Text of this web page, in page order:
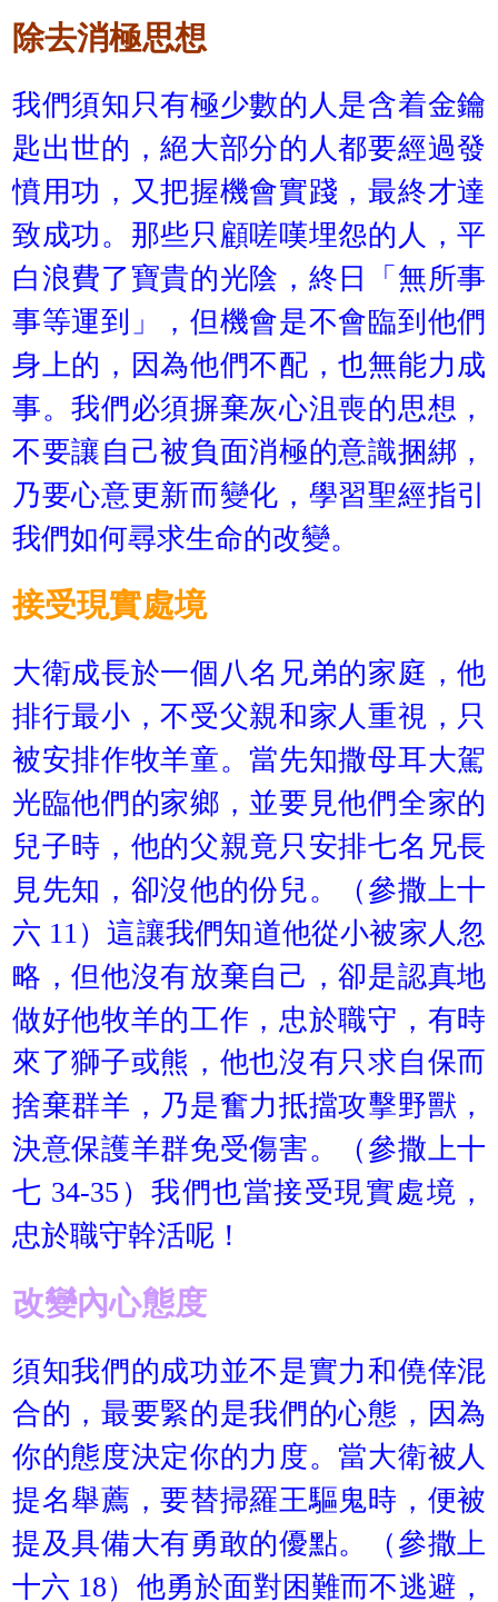
除去消極思想
我們須知只有極少數的人是含着金鑰
匙出世的，絕大部分的人都要經過發
憤用功，又把握機會實踐，最終才達
致成功。那些只顧嗟嘆埋怨的人，平
白浪費了寶貴的光陰，終日「無所事
事等運到」，但機會是不會臨到他們
身上的，因為他們不配，也無能力成
事。我們必須摒棄灰心沮喪的思想，
不要讓自己被負面消極的意識捆綁，
乃要心意更新而變化，學習聖經指引
我們如何尋求生命的改變。
接受現實處境
大衛成長於一個八名兄弟的家庭，他
排行最小，不受父親和家人重視，只
被安排作牧羊童。當先知撒母耳大駕
光臨他們的家鄉，並要見他們全家的
兒子時，他的父親竟只安排七名兄長
見先知，卻沒他的份兒。（參撒上十
六 11）這讓我們知道他從小被家人忽
略，但他沒有放棄自己，卻是認真地
做好他牧羊的工作，忠於職守，有時
來了獅子或熊，他也沒有只求自保而
捨棄群羊，乃是奮力抵擋攻擊野獸，
決意保護羊群免受傷害。（參撒上十
七 34-35）我們也當接受現實處境，
忠於職守幹活呢！
改變內心態度
須知我們的成功並不是實力和僥倖混
合的，最要緊的是我們的心態，因為
你的態度決定你的力度。當大衛被人
提名舉薦，要替掃羅王驅鬼時，便被
提及具備大有勇敢的優點。（參撒上
十六 18）他勇於面對困難而不逃避，